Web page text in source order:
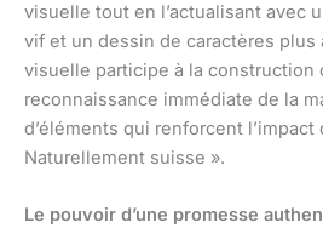
visuelle tout en l’actualisant avec
vif et un dessin de caractères plus
visuelle participe à la construction
reconnaissance immédiate de la
d’éléments qui renforcent l’impact
Naturellement suisse ».
Le pouvoir d’une promesse